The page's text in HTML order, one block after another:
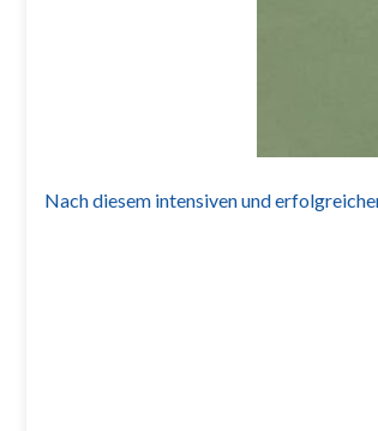
Nach diesem intensiven und